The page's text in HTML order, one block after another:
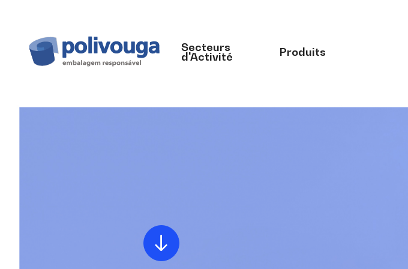
Secteurs
d'Activité Produits